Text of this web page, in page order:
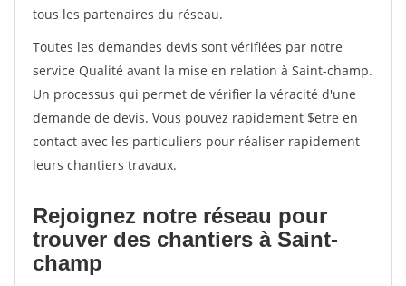
tous les partenaires du réseau.
Toutes les demandes devis sont vérifiées par notre
service Qualité avant la mise en relation à Saint-champ.
Un processus qui permet de vérifier la véracité d'une
demande de devis. Vous pouvez rapidement $etre en
contact avec les particuliers pour réaliser rapidement
leurs chantiers travaux.
Rejoignez notre réseau pour
trouver des chantiers à Saint-
champ